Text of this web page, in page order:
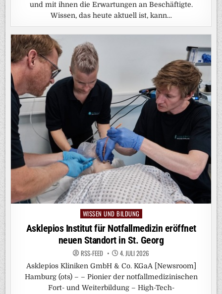
und mit ihnen die Erwartungen an Beschäftigte.
Wissen, das heute aktuell ist, kann…
Posted
in
WISSEN UND BILDUNG
Asklepios Institut für Notfallmedizin eröffnet
neuen Standort in St. Georg
RSS-FEED 4. JULI 2026
Asklepios Kliniken GmbH & Co. KGaA [Newsroom]
Hamburg (ots) – – Pionier der notfallmedizinischen
Fort- und Weiterbildung – High-Tech-